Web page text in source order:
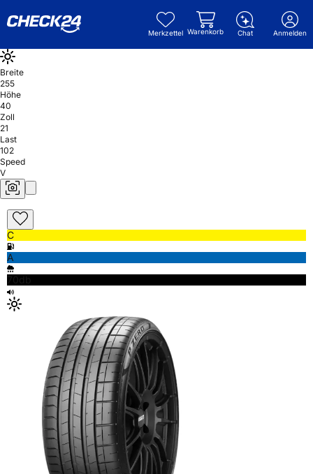
Merkzettel Warenkorb Chat Anmelden
Breite
255
Höhe
40
Zoll
21
Last
102
Speed
V
C
A
70db